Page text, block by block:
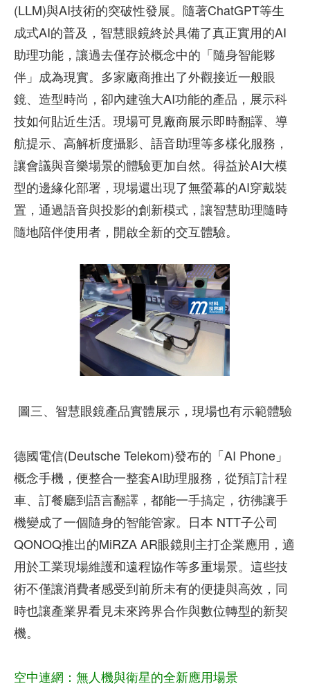
(LLM)與AI技術的突破性發展。隨著ChatGPT等生
成式AI的普及，智慧眼鏡終於具備了真正實用的AI
助理功能，讓過去僅存於概念中的「隨身智能夥
伴」成為現實。多家廠商推出了外觀接近一般眼
鏡、造型時尚，卻內建強大AI功能的產品，展示科
技如何貼近生活。現場可見廠商展示即時翻譯、導
航提示、高解析度攝影、語音助理等多樣化服務，
讓會議與音樂場景的體驗更加自然。得益於AI大模
型的邊緣化部署，現場還出現了無螢幕的AI穿戴裝
置，通過語音與投影的創新模式，讓智慧助理隨時
隨地陪伴使用者，開啟全新的交互體驗。
圖三、智慧眼鏡產品實體展示，現場也有示範體驗
德國電信(Deutsche Telekom)發布的「AI Phone」
概念手機，便整合一整套AI助理服務，從預訂計程
車、訂餐廳到語言翻譯，都能一手搞定，彷彿讓手
機變成了一個隨身的智能管家。日本 NTT子公司
QONOQ推出的MiRZA AR眼鏡則主打企業應用，適
用於工業現場維護和遠程協作等多重場景。這些技
術不僅讓消費者感受到前所未有的便捷與高效，同
時也讓產業界看見未來跨界合作與數位轉型的新契
機。
空中連網：無人機與衛星的全新應用場景